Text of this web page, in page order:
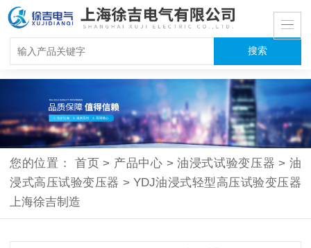
您的位置： 首页 > 产品中心 > 油浸式试验变压器 > 油
浸式高压试验变压器 > YDJ油浸式轻型高压试验变压器
上海徐吉制造